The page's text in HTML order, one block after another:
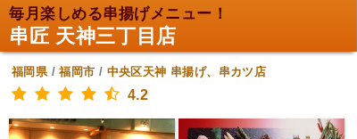
毎月楽しめる串揚げメニュー！
串匠 天神三丁目店
福岡県/福岡市 / 中央区天神 串揚げ、串カツ店
4.2